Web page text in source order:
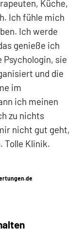
Küche,
Ich fühle mich
Ich werde
genieße ich
Psychologin, sie
und die
im
ich meinen
zu nichts
nicht gut geht,
Tolle Klinik.